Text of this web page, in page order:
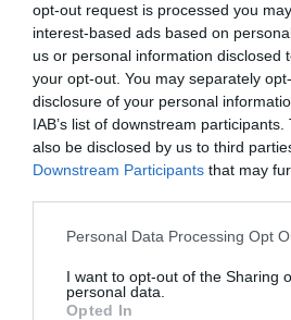
opt-out request is processed you
interest-based ads based on
us or personal information disclosed
your opt-out. You may separately
disclosure of your personal
IAB’s list of downstream
also be disclosed by us to third
Downstream Participants that may
Personal Data Processing Opt
I want to opt-out of the Sharing
personal data.
Opted In
Los
presentan un
racional de
Noticias y
17/12/2019
La «Estrategia
racional de
el lunes 16 de
Del fenobarbital a las
Lucrecia Moreno Royo